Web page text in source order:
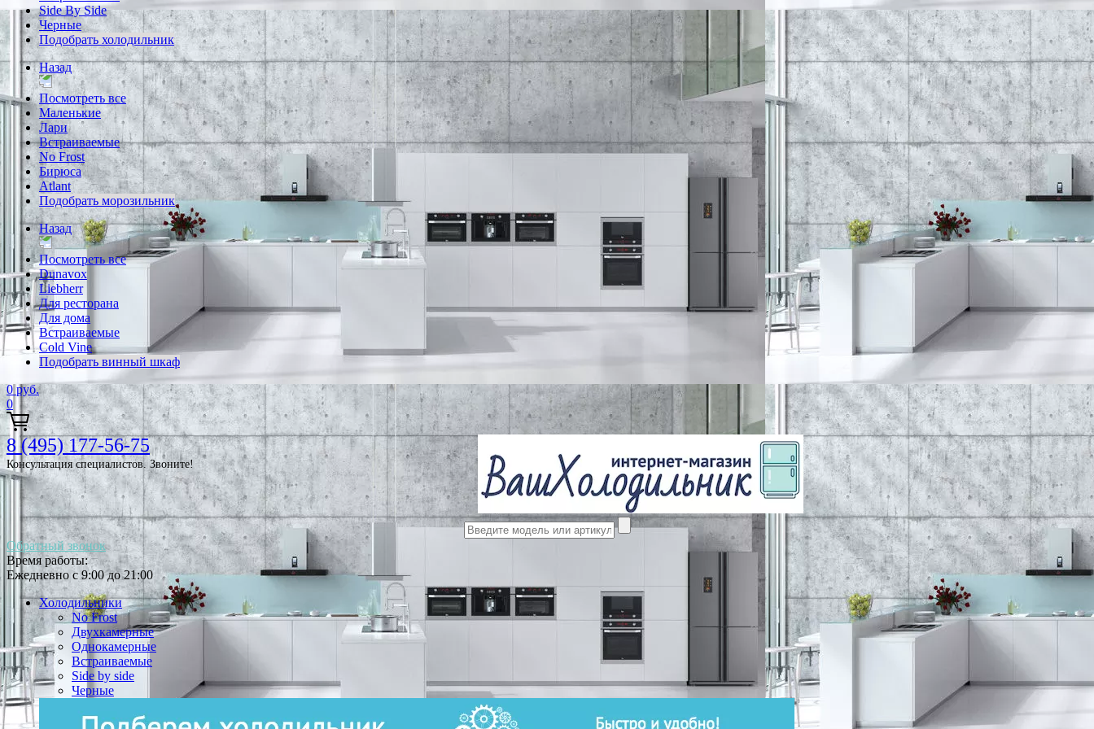
Side By Side
Черные
Подобрать холодильник
Назад
Посмотреть все
Маленькие
Лари
Встраиваемые
No Frost
Бирюса
Atlant
Подобрать морозильник
Назад
Посмотреть все
Dunavox
Liebherr
Для ресторана
Для дома
Встраиваемые
Cold Vine
Подобрать винный шкаф
0 руб.
0
8 (495) 177-56-75
Консультация специалистов. Звоните!
Обратный звонок
Время работы:
Ежедневно с 9:00 до 21:00
Холодильники
No Frost
Двухкамерные
Однокамерные
Встраиваемые
Side by side
Черные